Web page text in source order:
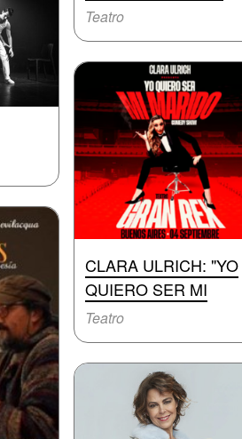
Teatro
CLARA ULRICH: "YO
QUIERO SER MI
Teatro